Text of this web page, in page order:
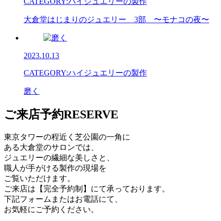
大倉堂はじまりのジュエリー 3部 〜モナコの夜〜
2023.10.13
CATEGORY:ハイジュエリーの製作
磨く
ご来店予約RESERVE
東京タワーの程近く芝公園の一角に
ある大倉堂のサロンでは、
ジュエリーの繊細な美しさと、
職人が手がける製作の現場を
ご覧いただけます。
ご来店は【完全予約制】にて承っております。
下記フォームまたはお電話にて、
お気軽にご予約ください。